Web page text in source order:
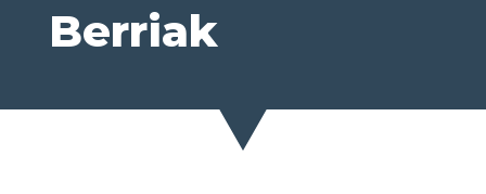
Berriak